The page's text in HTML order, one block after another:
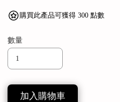
購買此產品可獲得 300 點數
數量
加入購物車